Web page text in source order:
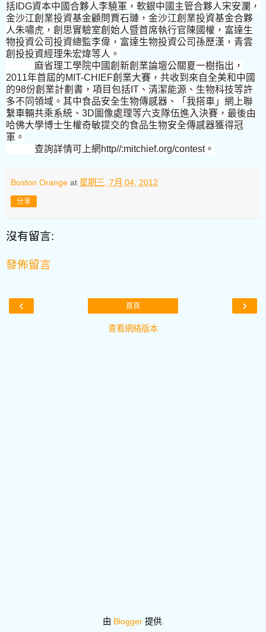
括 IDG資本中國合夥人李驍軍，軟銀中國主管合夥人宋安瀾，
金沙江創業投資基金顧問賈石璉，金沙江創業投資基金合夥
人朱嘯虎，創思實驗室創始人暨首席執行官陳國權，富達生
物投資公司投資總監李偉，富達生物投資公司孫歷漢，青雲
創投投資經理朱宏煒等人。
麻省理工學院中國創新創業論壇公關夏一樹指出，
2011年首屆的MIT-CHIEF創業大賽，共收到來自全美和中國
的98份創業計劃書，項目包括 IT 、清潔能源、生物科技等許
多不同領域。其中食品安全生物傳感器、「我搭車」網上聯
繫車輛共乘系統、 3D 圖像處理等六支隊伍進入決賽，最後由
哈佛大學博士生權奇敏提交的食品生物安全傳感器獲得冠
軍。
查詢詳情可上網 http//:mitchief.org/contest 。
Boston Orange at 星期三, 7月 04, 2012
分享
沒有留言:
發佈留言
‹ ›
首頁
查看網絡版本
由 Blogger提供.